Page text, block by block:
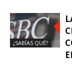
¿SABÍAS QUÉ?